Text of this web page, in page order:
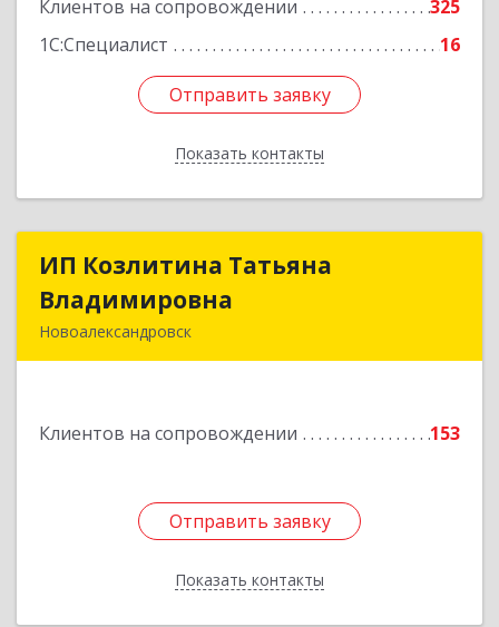
Клиентов на сопровождении
325
1С:Специалист
16
Отправить заявку
Показать контакты
Отправить заявку
Назад
ИП Козлитина Татьяна
Владимировна
Новоалександровск
Клиентов на сопровождении 153
Отправить заявку
Показать контакты
ИП Козлитина Татьяна
Подробнее
Отправить заявку
Назад